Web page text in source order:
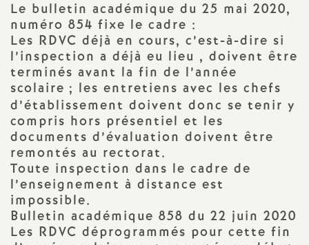
e
s
E
n
s
e
Le bulletin académique du 25 mai 2020,
numéro 854 fixe le cadre :
Les RDVC déjà en cours, c’est-à-dire si
l’inspection a déjà eu lieu , doivent être
terminés avant la fin de l’année
scolaire ; les entretiens avec les chefs
d’établissement doivent donc se tenir y
compris hors présentiel et les
documents d’évaluation doivent être
remontés au rectorat.
Toute inspection dans le cadre de
l’enseignement à distance est
impossible.
Bulletin académique 858 du 22 juin 2020
Les RDVC déprogrammés pour cette fin